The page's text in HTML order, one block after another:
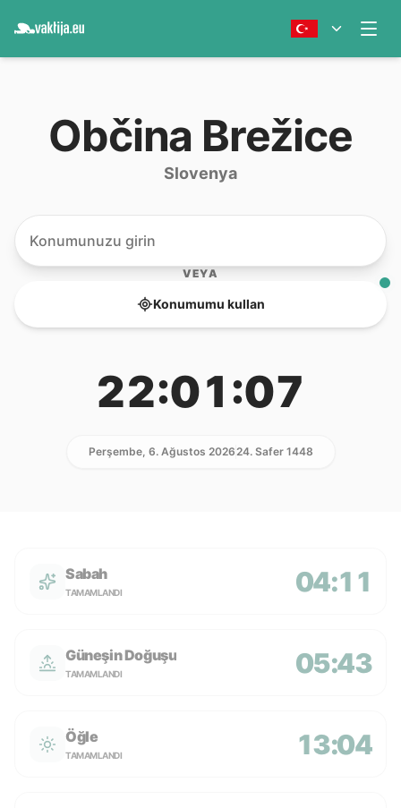
Občina Brežice
Slovenya
VEYA
Konumumu kullan
22:01:07
Perşembe, 6. Ağustos 202624. Safer 1448
Sabah
TAMAMLANDI 04:11
Güneşin Doğuşu
TAMAMLANDI 05:43
Öğle
TAMAMLANDI 13:04